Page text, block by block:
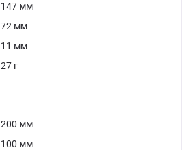
147 мм
72 мм
11 мм
27 г
200 мм
100 мм